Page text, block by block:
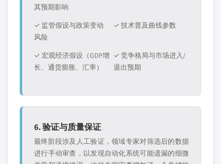
其预期影响
✓ 监管假设与政策变动
风险
✓ 技术普及曲线参数
✓ 宏观经济假设（GDP增
长、通货膨胀、汇率）
✓ 竞争格局与市场进入/
退出预期
6. 验证与质量保证
最终阶段涉及人工验证，领域专家对筛选后的数据
进行手动审查，以发现自动化系统可能遗漏的细微